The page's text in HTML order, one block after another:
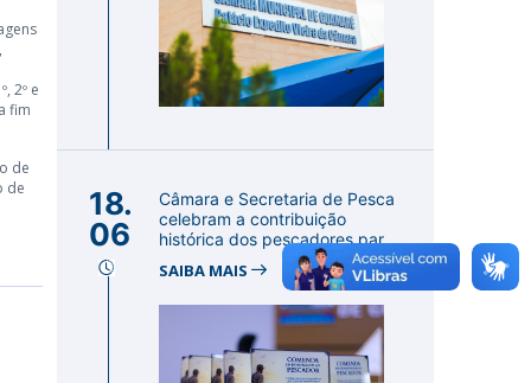
2º e
fim
de
de
18.
06
Câmara e Secretaria de Pesca
celebram a contribuição
histórica dos pescadores par...
SAIBA MAIS